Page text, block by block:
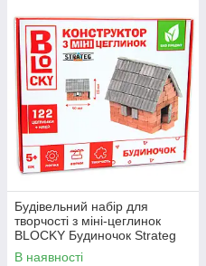
Будівельний набір для
творчості з міні-цеглинок
BLOCKY Будиночок Strateg
(31023)
В наявності